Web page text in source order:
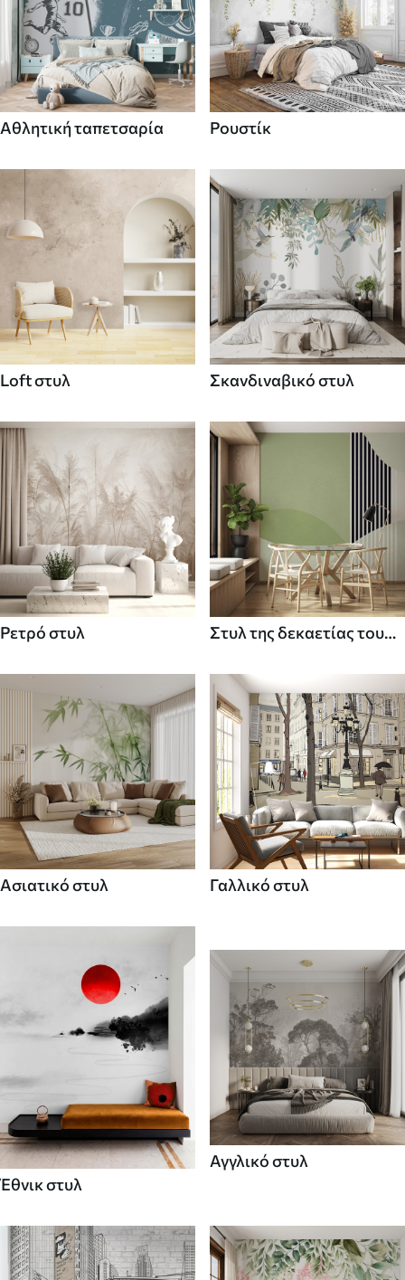
Αθλητική ταπετσαρία Ρουστίκ
Loft στυλ Σκανδιναβικό στυλ
Ρετρό στυλ
Στυλ της δεκαετίας του
Ασιατικό στυλ Γαλλικό στυλ
Έθνικ στυλ
Αγγλικό στυλ